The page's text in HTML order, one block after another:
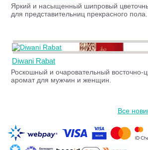
Яркий и насыщенный шипровый
для представительниц прекрасного пола.
Diwani Rabat
Роскошный и очаровательный восточно-
аромат для мужчин и женщин.
Все